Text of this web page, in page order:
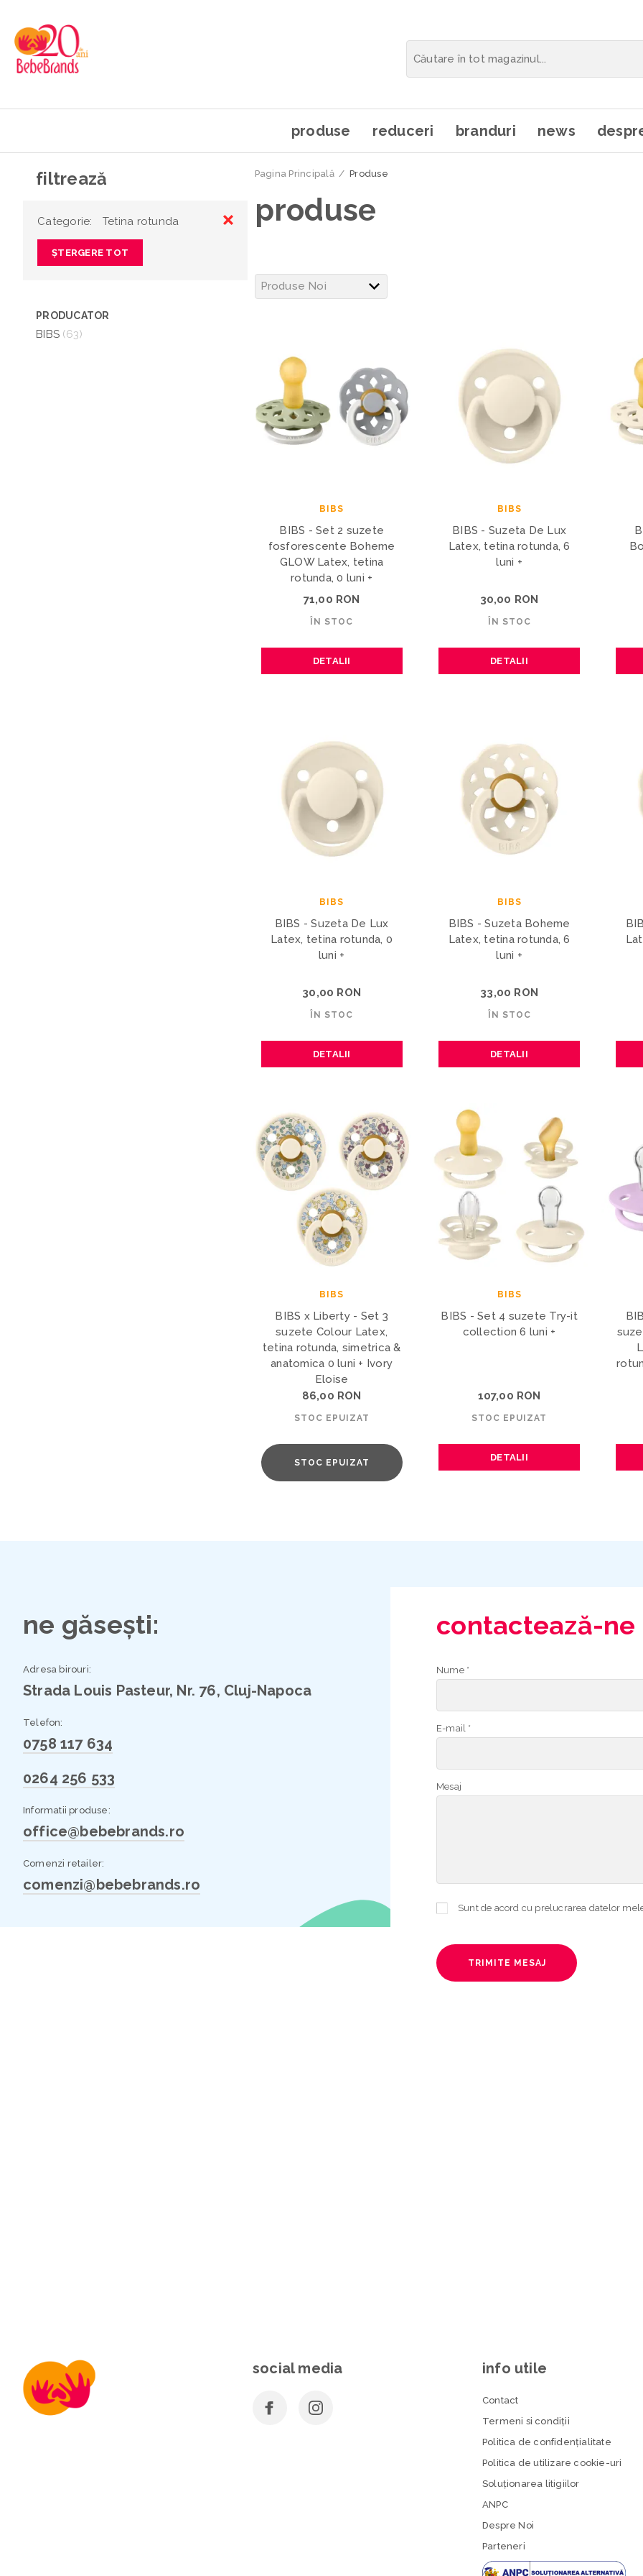
produse reduceri branduri news
filtrează
Categorie: Tetina rotunda
ȘTERGERE TOT
PRODUCATOR
BIBS (63)
Pagina Principală / Produse
produse
BIBS
BIBS - Set 2 suzete
fosforescente Boheme
GLOW Latex, tetina
rotunda, 0 luni +
71,00 RON
ÎN STOC
DETALII
BIBS
BIBS - Suzeta De Lux
Latex, tetina rotunda, 6
luni +
30,00 RON
ÎN STOC
DETALII
BIBS
BIBS - Suzeta De Lux
Latex, tetina rotunda, 0
luni +
30,00 RON
ÎN STOC
DETALII
BIBS
BIBS - Suzeta Boheme
Latex, tetina rotunda, 6
luni +
33,00 RON
ÎN STOC
DETALII
BIBS
BIBS x Liberty - Set 3
suzete Colour Latex,
tetina rotunda, simetrica &
anatomica 0 luni + Ivory
Eloise
86,00 RON
STOC EPUIZAT
STOC EPUIZAT
BIBS
BIBS - Set 4 suzete Try-it
collection 6 luni +
107,00 RON
STOC EPUIZAT
DETALII
ne găsești:
Adresa birouri:
Strada Louis Pasteur, Nr. 76, Cluj-Napoca
Telefon:
0758 117 634
0264 256 533
Informatii produse:
office@bebebrands.ro
Comenzi retailer:
comenzi@bebebrands.ro
contactează-ne
Nume *
E-mail *
Mesaj
TRIMITE MESAJ
social media info utile
Contact
Termeni si condiţii
Politica de confidenţialitate
Politica de utilizare cookie-uri
Soluționarea litigiilor
ANPC
Despre Noi
Parteneri